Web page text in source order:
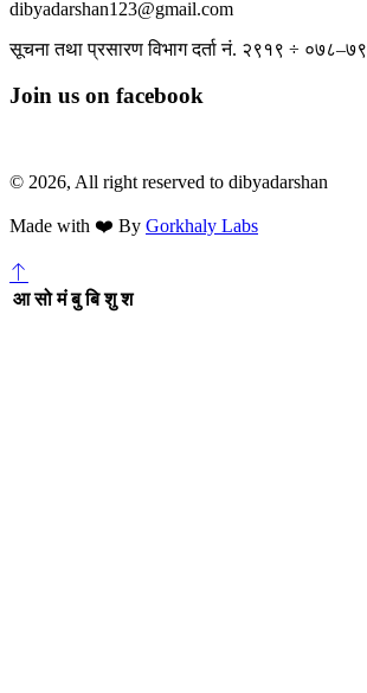
dibyadarshan123@gmail.com
सूचना तथा प्रसारण विभाग दर्ता नं. २९१९ ÷ ०७८–७९
Join us on facebook
© 2026, All right reserved to dibyadarshan
Made with ❤️ By Gorkhaly Labs
आ सो मं बु बि शु श